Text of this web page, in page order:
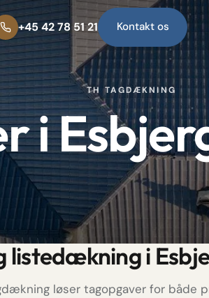
+45 42 78 51 21 Kontakt os
TH TAGDÆKNING
i
listedækning i
løser tagopgaver for både